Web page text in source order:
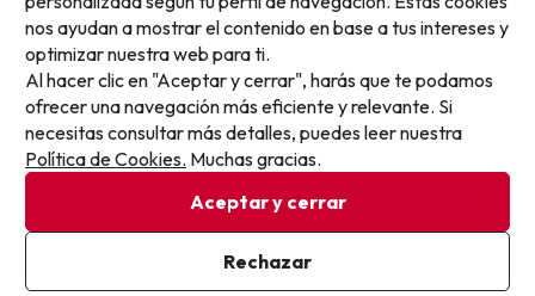
Selección de la Newsletter
Los favoritos de nuestros clientes
Métodos de pago disponibles
Condiciones generales
Privacidad datos
nos ayudan a mostrar el contenido en base a tus intereses y
optimizar nuestra web para ti.
Al hacer clic en "Aceptar y cerrar", harás que te podamos
ofrecer una navegación más eficiente y relevante. Si
necesitas consultar más detalles, puedes leer nuestra
Política de Cookies. Muchas gracias.
Aceptar y cerrar
Rechazar